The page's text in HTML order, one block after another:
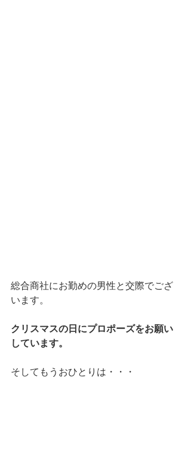
総合商社にお勤めの男性と交際でござ
います。
クリスマスの日にプロポーズをお願い
しています。
そしてもうおひとりは・・・